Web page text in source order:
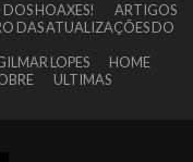
HOAXES!
ARTIGOS
DAS ATUALIZAÇÕES DO
LOPES
HOME
ULTIMAS